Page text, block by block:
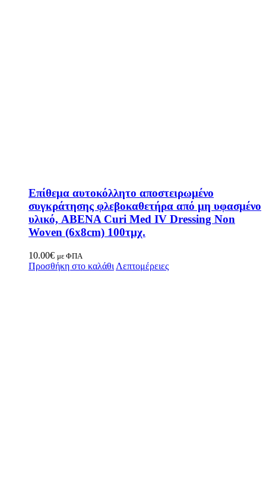
Επίθεμα αυτοκόλλητο αποστειρωμένο
συγκράτησης φλεβοκαθετήρα από μη υφασμένο
υλικό, ABENA Curi Med IV Dressing Non
Woven (6x8cm) 100τμχ.
10.00€ με ΦΠΑ
Προσθήκη στο καλάθι Λεπτομέρειες